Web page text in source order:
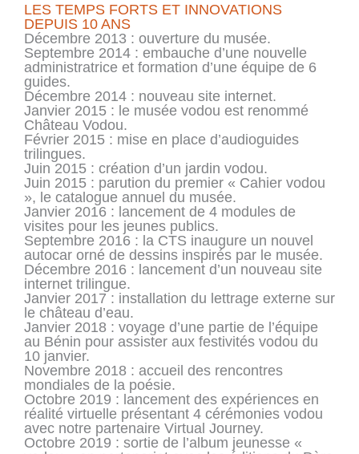
LES TEMPS FORTS ET INNOVATIONS
DEPUIS 10 ANS
Décembre 2013 : ouverture du musée.
Septembre 2014 : embauche d’une nouvelle
administratrice et formation d’une équipe de 6
guides.
Décembre 2014 : nouveau site internet.
Janvier 2015 : le musée vodou est renommé
Château Vodou.
Février 2015 : mise en place d’audioguides
trilingues.
Juin 2015 : création d’un jardin vodou.
Juin 2015 : parution du premier « Cahier vodou
», le catalogue annuel du musée.
Janvier 2016 : lancement de 4 modules de
visites pour les jeunes publics.
Septembre 2016 : la CTS inaugure un nouvel
autocar orné de dessins inspirés par le musée.
Décembre 2016 : lancement d’un nouveau site
internet trilingue.
Janvier 2017 : installation du lettrage externe sur
le château d’eau.
Janvier 2018 : voyage d’une partie de l’équipe
au Bénin pour assister aux festivités vodou du
10 janvier.
Novembre 2018 : accueil des rencontres
mondiales de la poésie.
Octobre 2019 : lancement des expériences en
réalité virtuelle présentant 4 cérémonies vodou
avec notre partenaire Virtual Journey.
Octobre 2019 : sortie de l’album jeunesse «